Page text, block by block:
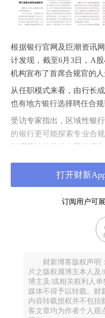
根据银行官网及巨潮资讯
计发现，截至6月3日，A
机构宣布了首席合规官的人
从任职模式来看，由行长
也有地方银行选择聘任合
受访专家指出，区域性银
的银行更可能探索专业合
制度落地的关键在于首席
考核和问责机制。
2026年上半年，A股银行首
今年2月以来，六家国有大
13日，农业银行和中国银
选，建设银行由行长张毅
刘建军兼任。3月27日，
露，已审议通过聘任行长
个月后的5月27日，邮储
订阅用户可
打开财新
财新博客版权声明：
片之版权属博主本人及
博主及/或相关权利人
媒体不得予以转载。财
内容转载授权并不包括
客文章均为作者个人观